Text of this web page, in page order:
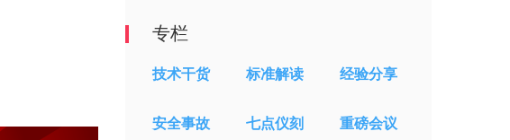
专栏
技术干货 标准解读 经验分享
安全事故 七点仪刻 重磅会议